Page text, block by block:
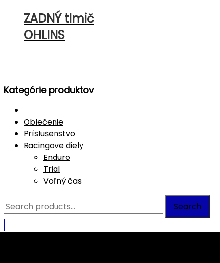
ZADNÝ tlmič
OHLINS
Kategórie produktov
Oblečenie
Príslušenstvo
Racingove diely
Enduro
Trial
Voľný čas
Search
for:
Search